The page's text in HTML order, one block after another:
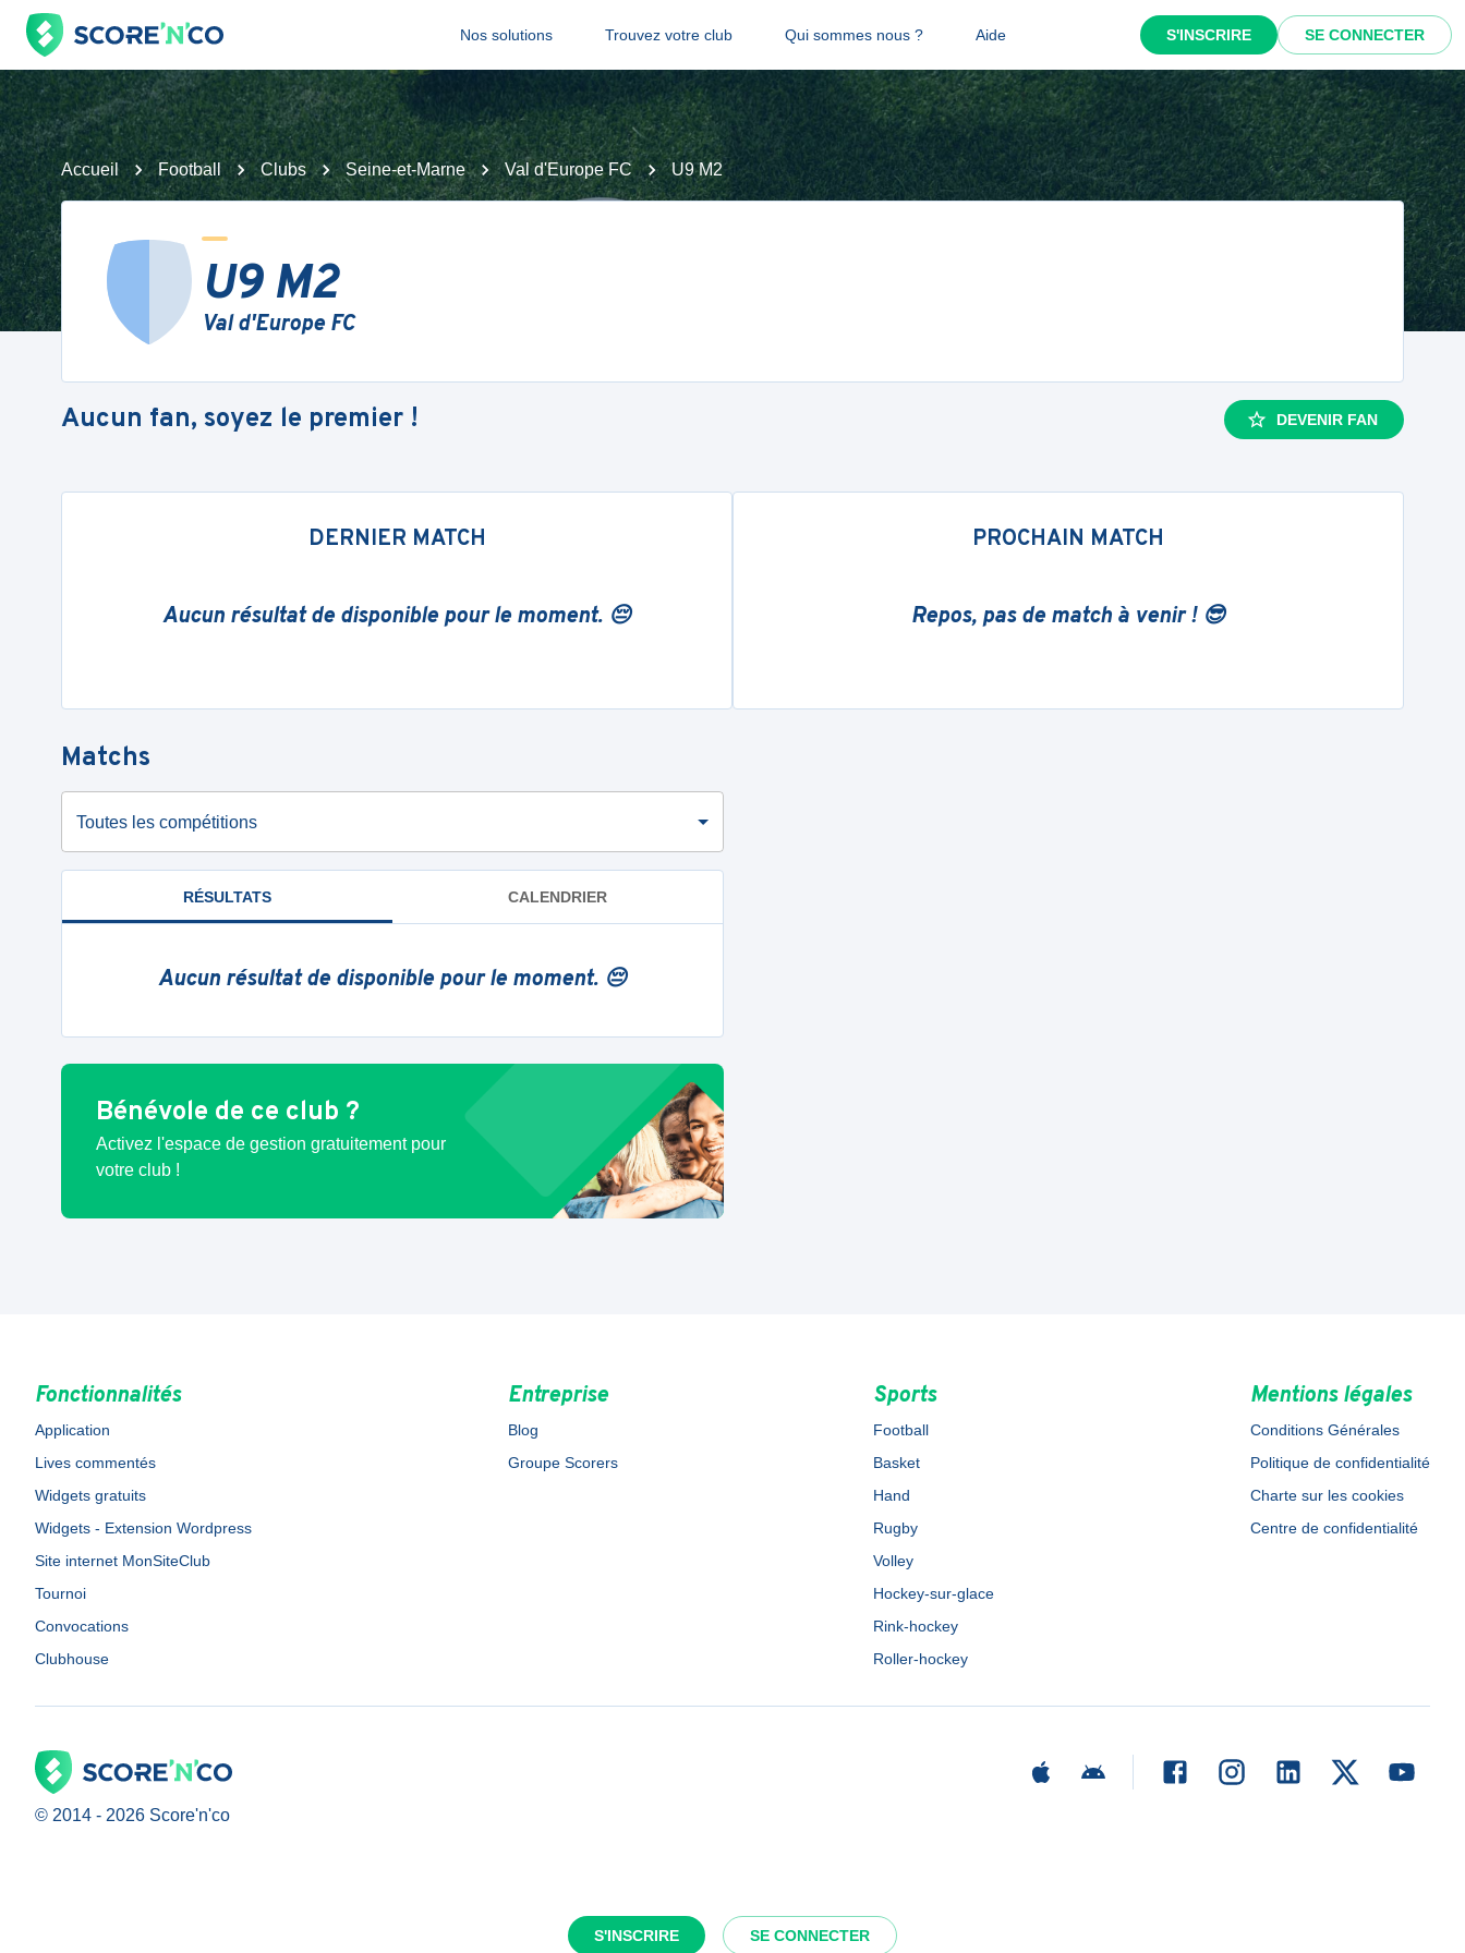
Nos solutions Trouvez votre club Qui sommes nous ? Aide S'INSCRIRE SE CONNECTER
S'INSCRIRE SE CONNECTER
Accueil Football Clubs Seine-et-Marne Val d'Europe FC U9 M2
U9 M2
Val d'Europe FC
Aucun fan, soyez le premier ! DEVENIR FAN
DERNIER MATCH
Aucun résultat de disponible pour le moment. 😔
PROCHAIN MATCH
Repos, pas de match à venir ! 😎
Matchs
Toutes les compétitions
RÉSULTATS CALENDRIER
Aucun résultat de disponible pour le moment. 😔
Bénévole de ce club ?
Activez l'espace de gestion gratuitement pour
votre club !
Fonctionnalités
Application
Lives commentés
Widgets gratuits
Widgets - Extension Wordpress
Site internet MonSiteClub
Tournoi
Convocations
Clubhouse
Entreprise
Blog
Groupe Scorers
Sports
Football
Basket
Hand
Rugby
Volley
Hockey-sur-glace
Rink-hockey
Roller-hockey
Mentions légales
Conditions Générales
Politique de confidentialité
Charte sur les cookies
Centre de confidentialité
© 2014 - 2026 Score'n'co